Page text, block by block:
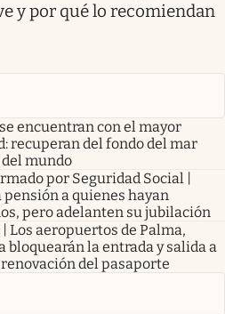
y por qué lo recomiendan
encuentran con el mayor
recuperan del fondo del mar
mundo
por Seguridad Social |
pensión a quienes hayan
pero adelanten su jubilación
Los aeropuertos de Palma,
bloquearán la entrada y salida a
del pasaporte